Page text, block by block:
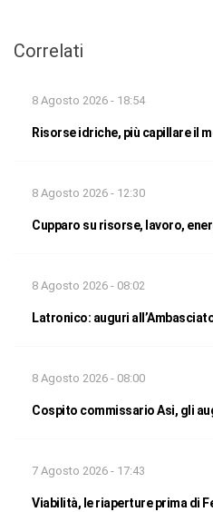
Correlati
8 Agosto 2026 - 18:54
Risorse idriche, più capillare il
8 Agosto 2026 - 12:30
Cupparo su risorse, lavoro,
8 Agosto 2026 - 08:02
Latronico: auguri
8 Agosto 2026 - 08:00
Cospito commissario Asi, gli
7 Agosto 2026 - 17:43
Viabilità, le riaperture prima di